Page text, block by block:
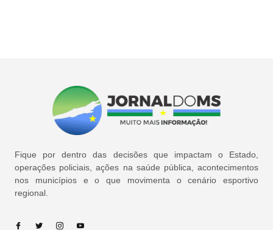
Fique por dentro das decisões que impactam o Estado,
operações policiais, ações na saúde pública, acontecimentos
nos municípios e o que movimenta o cenário esportivo
regional.